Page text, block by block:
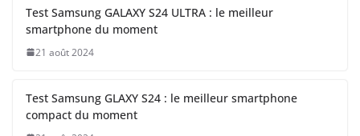
Test Samsung GALAXY S24 ULTRA : le meilleur
smartphone du moment
21 août 2024
Test Samsung GLAXY S24 : le meilleur smartphone
compact du moment